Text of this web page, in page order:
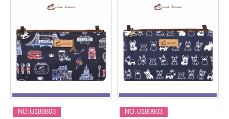
NO.U180803 NO.U180903